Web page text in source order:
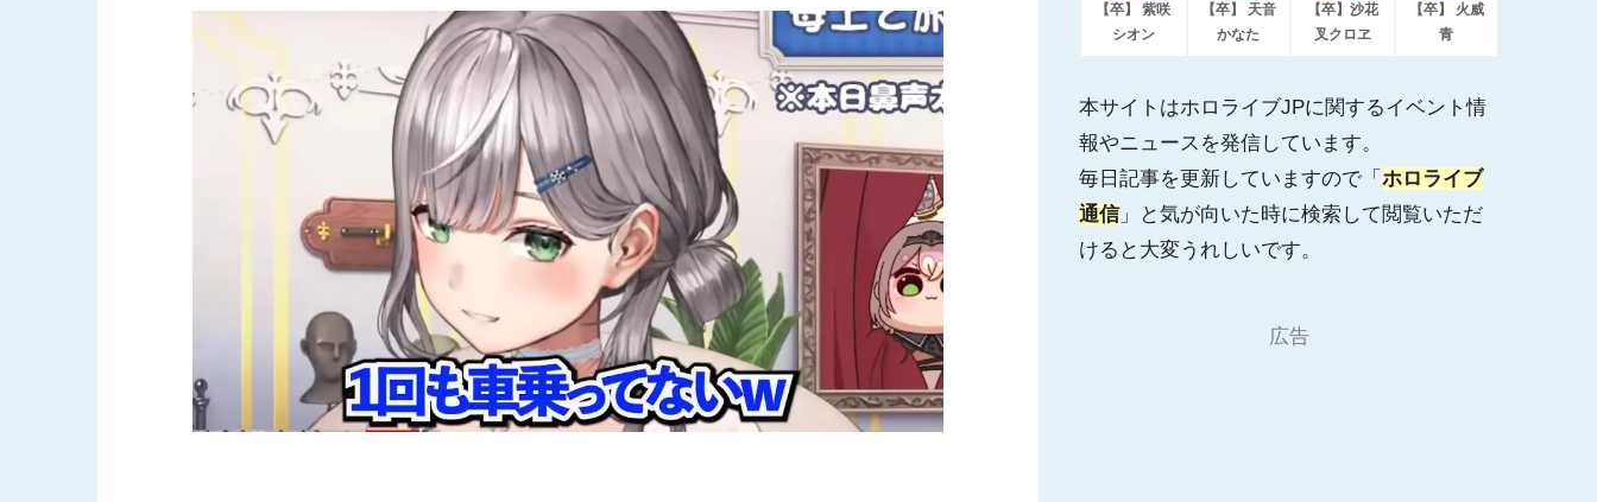
【卒】 紫咲
シオン
【卒】 天音
かなた
【卒】沙花
叉クロヱ
【卒】 火威
青
本サイトはホロライブJPに関するイベント情
報やニュースを発信しています。
毎日記事を更新していますので「 ホロライブ
通信」と気が向いた時に検索して閲覧いただ
けると大変うれしいです。
広告